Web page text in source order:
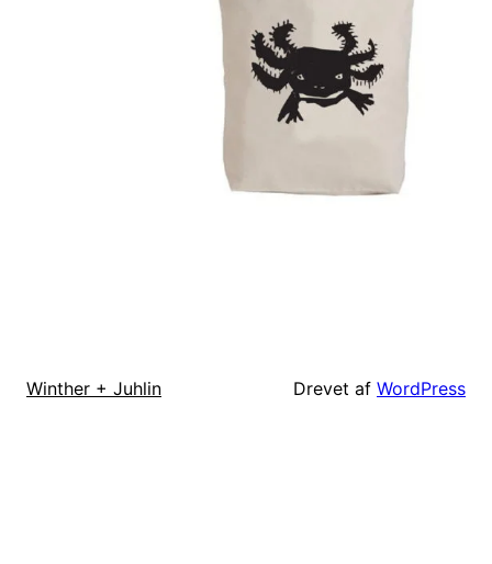
Winther + Juhlin Drevet af WordPress